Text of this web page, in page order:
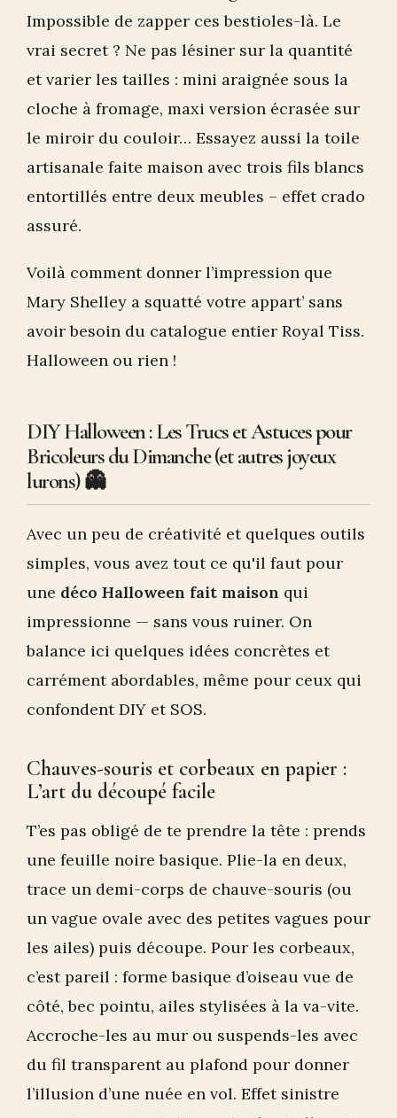
Impossible de zapper ces bestioles-là. Le
vrai secret ? Ne pas lésiner sur la quantité
et varier les tailles : mini araignée sous la
cloche à fromage, maxi version écrasée sur
le miroir du couloir… Essayez aussi la toile
artisanale faite maison avec trois fils blancs
entortillés entre deux meubles – effet crado
assuré.
Voilà comment donner l’impression que
Mary Shelley a squatté votre appart’ sans
avoir besoin du catalogue entier Royal Tiss.
Halloween ou rien !
DIY Halloween : Les Trucs et Astuces pour
Bricoleurs du Dimanche (et autres joyeux
lurons) 👻
Avec un peu de créativité et quelques outils
simples, vous avez tout ce qu'il faut pour
une déco Halloween fait maison qui
impressionne — sans vous ruiner. On
balance ici quelques idées concrètes et
carrément abordables, même pour ceux qui
confondent DIY et SOS.
Chauves-souris et corbeaux en papier :
L’art du découpé facile
T’es pas obligé de te prendre la tête : prends
une feuille noire basique. Plie-la en deux,
trace un demi-corps de chauve-souris (ou
un vague ovale avec des petites vagues pour
les ailes) puis découpe. Pour les corbeaux,
c’est pareil : forme basique d’oiseau vue de
côté, bec pointu, ailes stylisées à la va-vite.
Accroche-les au mur ou suspends-les avec
du fil transparent au plafond pour donner
l’illusion d’une nuée en vol. Effet sinistre